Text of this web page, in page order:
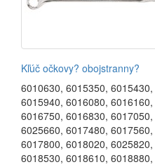
Kľúč očkovy? obojstranny?
6010630, 6015350, 6015430,
6015940, 6016080, 6016160,
6016750, 6016830, 6017050,
6025660, 6017480, 6017560,
6017800, 6018020, 6025820,
6018530, 6018610, 6018880,